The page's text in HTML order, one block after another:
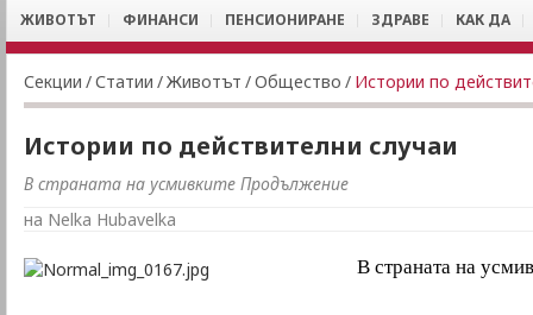
ЖИВОТЪТ ФИНАНСИ ПЕНСИОНИРАНЕ ЗДРАВЕ КАК ДА
Секции /Статии /Животът /Общество / Истории по
Истории по действителни случаи
В страната на усмивките Продължение
на Nelka Hubavelka
В страната на